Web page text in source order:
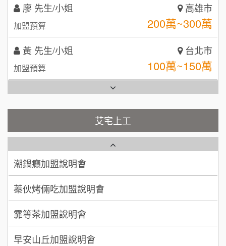
黃 先生/小姐 台北市
加盟預算 100萬~150萬
林 先生/小姐 屏東縣
加盟預算 100萬 ~ 200萬
吳 先生/小姐 屏東縣
加盟預算 100萬~200萬
周 先生/小姐 台北
加盟預算 100萬 ~150萬
徐 先生/小姐 新北市
加盟預算
何 先生/小姐
加盟預算
艾宅上工
拾鑶火鍋加盟說明會
全家加盟說明會
台灣G湯加盟說明會
NU PASTA義大利麵加盟說明會
潮鍋癮加盟說明會
蓁伙烤倆吃加盟說明會
霏等茶加盟說明會
早安山丘加盟說明會
冰封仙果加盟說明會
藍象廷泰式火鍋加盟說明會
日十。早午食加盟說明會
上宇林加盟說明會
莫尼早餐Morni加盟說明會
手作功夫茶加盟說明會
SHARE TEA歇腳亭加盟說明會